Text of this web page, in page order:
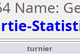
Name:
turnier